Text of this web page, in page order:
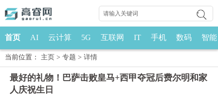
首页 AI 云计算 5G 互联网 IT 手机 数码 智能
当前位置： 主页 > 专题 > 详情
最好的礼物！巴萨击败皇马+西甲夺冠后费尔明和家
人庆祝生日